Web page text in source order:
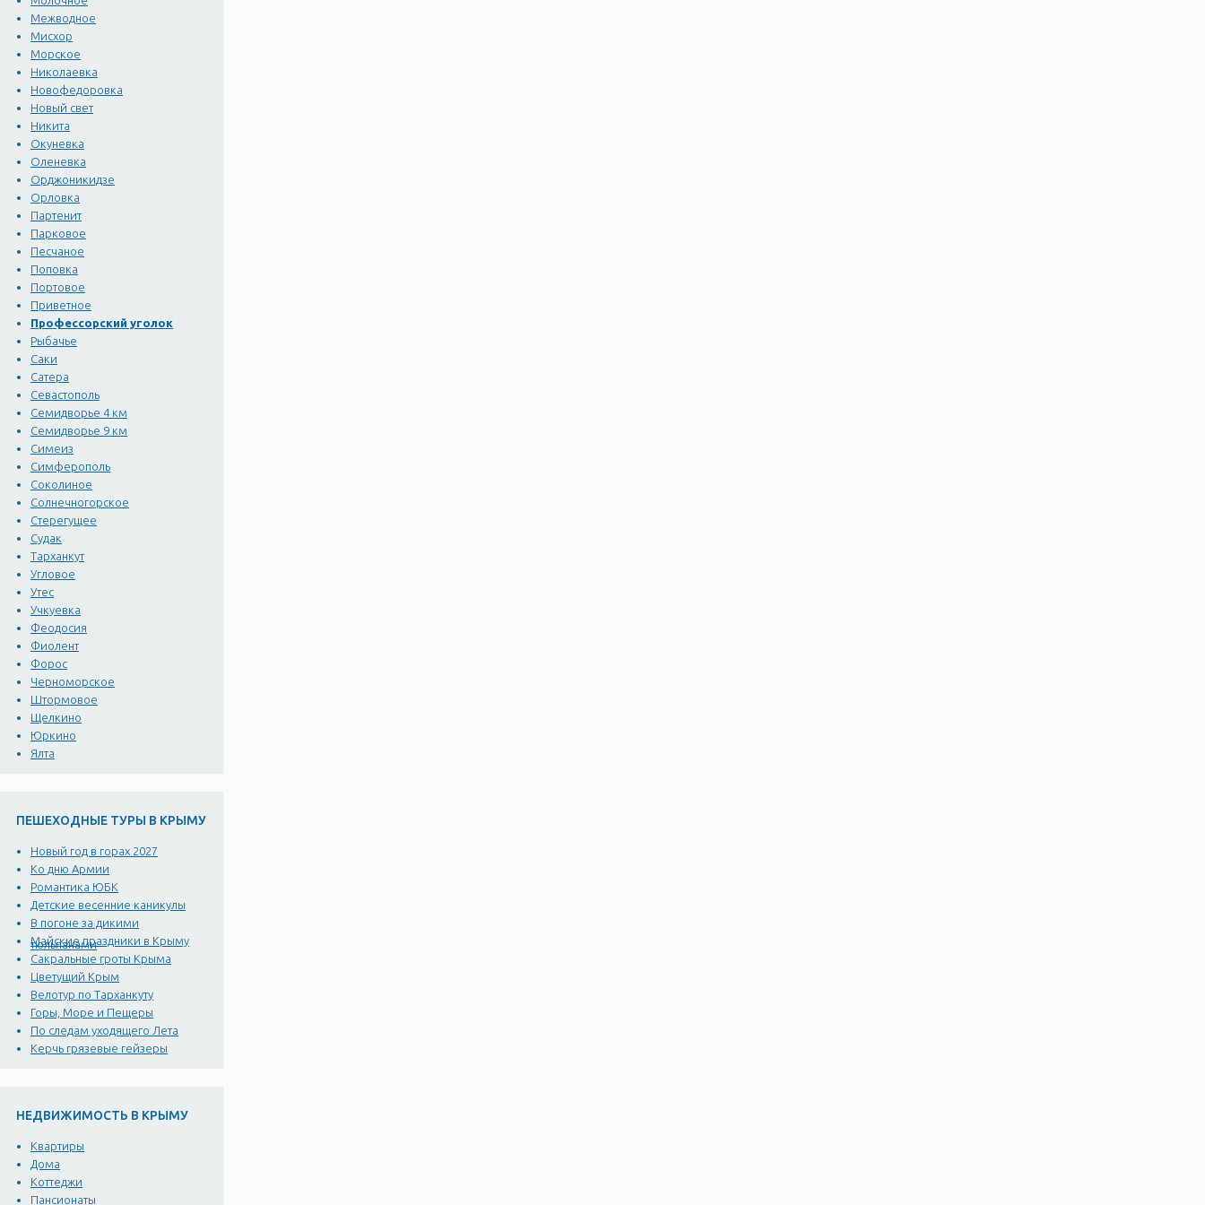
Межводное
Мисхор
Морское
Николаевка
Новофедоровка
Новый свет
Никита
Окуневка
Оленевка
Орджоникидзе
Орловка
Партенит
Парковое
Песчаное
Поповка
Портовое
Приветное
Профессорский уголок
Рыбачье
Саки
Сатера
Севастополь
Семидворье 4 км
Семидворье 9 км
Симеиз
Симферополь
Соколиное
Солнечногорское
Стерегущее
Судак
Тарханкут
Угловое
Утес
Учкуевка
Феодосия
Фиолент
Форос
Черноморское
Штормовое
Щелкино
Юркино
Ялта
ПЕШЕХОДНЫЕ ТУРЫ В КРЫМУ
Новый год в горах 2027
Ко дню Армии
Романтика ЮБК
Детские весенние каникулы
В погоне за дикими
тюльпанами
Майские праздники в Крыму
Сакральные гроты Крыма
Цветущий Крым
Велотур по Тарханкуту
Горы, Море и Пещеры
По следам уходящего Лета
Керчь грязевые гейзеры
НЕДВИЖИМОСТЬ В КРЫМУ
Квартиры
Дома
Коттеджи
Пансионаты